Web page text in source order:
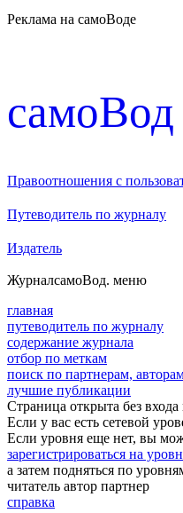
Реклама на самоВоде
cамоВод
Правоотношения с
Путеводитель по журналу
Издатель
ЖурналсамоВод. меню
главная
путеводитель по журналу
содержание журнала
отбор по меткам
поиск по партнерам,
лучшие публикации
Страница открыта без входа
Если у вас есть сетевой
Если уровня еще нет, вы
зарегистрироваться на
а затем подняться по
читатель автор партнер
справка